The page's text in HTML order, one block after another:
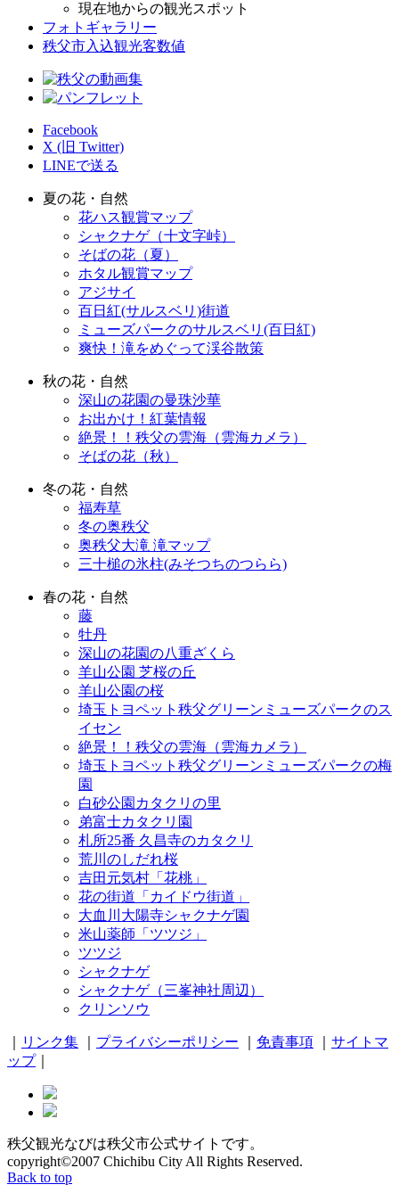
現在地からの観光スポット
フォトギャラリー
秩父市入込観光客数値
Facebook
X (旧 Twitter)
LINEで送る
夏の花・自然
花ハス観賞マップ
シャクナゲ（十文字峠）
そばの花（夏）
ホタル観賞マップ
アジサイ
百日紅(サルスベリ)街道
ミューズパークのサルスベリ(百日紅)
爽快！滝をめぐって渓谷散策
秋の花・自然
深山の花園の曼珠沙華
お出かけ！紅葉情報
絶景！！秩父の雲海（雲海カメラ）
そばの花（秋）
冬の花・自然
福寿草
冬の奥秩父
奥秩父大滝 滝マップ
三十槌の氷柱(みそつちのつらら)
春の花・自然
藤
牡丹
深山の花園の八重ざくら
羊山公園 芝桜の丘
羊山公園の桜
埼玉トヨペット秩父グリーンミューズパークのス
イセン
絶景！！秩父の雲海（雲海カメラ）
埼玉トヨペット秩父グリーンミューズパークの梅
園
白砂公園カタクリの里
弟富士カタクリ園
札所25番 久昌寺のカタクリ
荒川のしだれ桜
吉田元気村「花桃」
花の街道「カイドウ街道」
大血川大陽寺シャクナゲ園
米山薬師「ツツジ」
ツツジ
シャクナゲ
シャクナゲ（三峯神社周辺）
クリンソウ
リンク集 プライバシーポリシー 免責事項
サイトマ
ップ｜
秩父観光なびは秩父市公式サイトです。
copyright©2007 Chichibu City All Rights Reserved.
Back to top